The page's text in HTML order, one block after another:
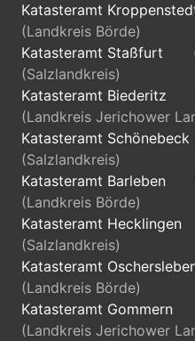
Katasteramt
(Landkreis Börde)
Katasteramt Staßfurt
(Salzlandkreis)
Katasteramt Biederitz
(Landkreis Jerichower
Katasteramt Schönebeck
(Salzlandkreis)
Katasteramt Barleben
(Landkreis Börde)
Katasteramt Hecklingen
(Salzlandkreis)
Katasteramt
(Landkreis Börde)
Katasteramt Gommern
(Landkreis Jerichower